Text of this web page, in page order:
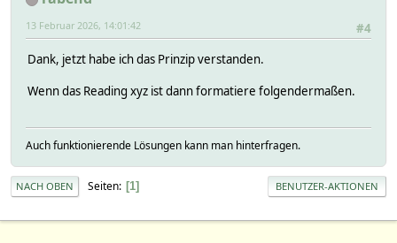
#4
13 Februar 2026, 14:01:42
Dank, jetzt habe ich das Prinzip verstanden.
Wenn das Reading xyz ist dann formatiere folgendermaßen.
Auch funktionierende Lösungen kann man hinterfragen.
NACH OBEN Seiten 1 BENUTZER-AKTIONEN